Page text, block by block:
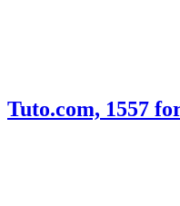
Tuto.com, 1557